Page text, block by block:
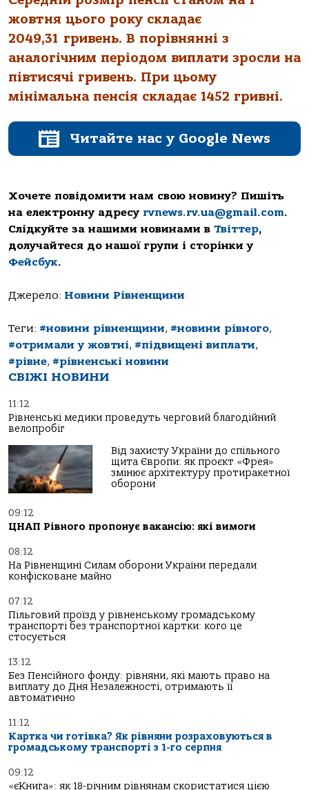
жовтня цього року складає
2049,31 гривень. В порівнянні з
аналогічним періодом виплати зросли на
півтисячі гривень. При цьому
мінімальна пенсія складає 1452 гривні.
Читайте нас у Google News
Хочете повідомити нам свою новину? Пишіть
на електронну адресу rvnews.rv.ua@gmail.com.
Слідкуйте за нашими новинами в Твіттер,
долучайтеся до нашої групи і сторінки у
Фейсбук.
Джерело: Новини Рівненщини
Теги: #новини рівненщини, #новини рівного,
#отримали у жовтні, #підвищені виплати,
#рівне, #рівненські новини
СВІЖІ НОВИНИ
11:12
Рівненські медики проведуть черговий благодійний
велопробіг
Від захисту України до спільного
щита Європи: як проєкт «Фрея»
змінює архітектуру протиракетної
оборони
09:12
ЦНАП Рівного пропонує вакансію: які вимоги
08:12
На Рівненщині Силам оборони України передали
конфісковане майно
07:12
Пільговий проїзд у рівненському громадському
транспорті без транспортної картки: кого це
стосується
13:12
Без Пенсійного фонду: рівняни, які мають право на
виплату до Дня Незалежності, отримають її
автоматично
11:12
Картка чи готівка? Як рівняни розраховуються в
громадському транспорті з 1-го серпня
09:12
«єКнига»: як 18-річним рівнянам скористатися цією